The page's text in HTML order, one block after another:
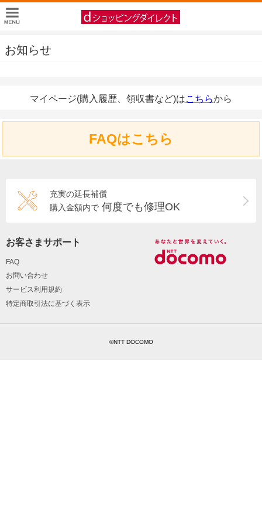
お知らせ
マイページ(購入履歴、領収書など)はこちらから
FAQはこちら
充実の延長補償
購入金額内で 何度でも修理OK
お客さまサポート
FAQ
お問い合わせ
サービス利用規約
特定商取引法に基づく表示
©NTT DOCOMO